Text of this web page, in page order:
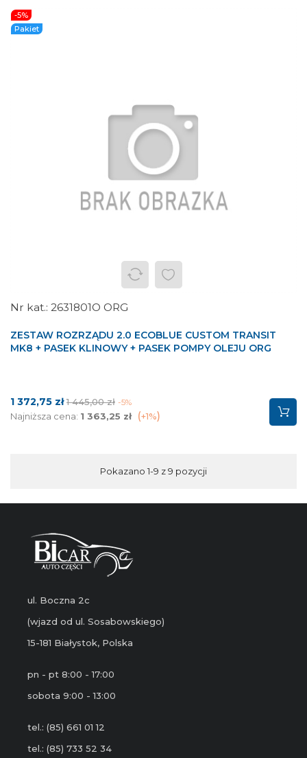
-5%
Pakiet
2631801O ORG
ZESTAW ROZRZĄDU 2.0 ECOBLUE CUSTOM TRANSIT
MK8 + PASEK KLINOWY + PASEK POMPY OLEJU ORG
Cena
1 372,75 złCena
podstawowa
1 445,00 zł -5%
Najniższa cena: 1 363,25 zł +1%
Pokazano 1-9 z 9 pozycji
ul. Boczna 2c
(wjazd od ul. Sosabowskiego)
15-181 Białystok, Polska
pn - pt 8:00 - 17:00
sobota 9:00 - 13:00
tel.: (85) 661 01 12
tel.: (85) 733 52 34